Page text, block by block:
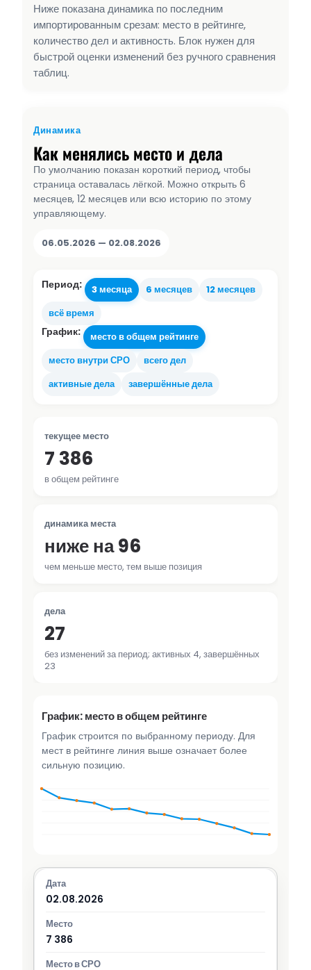
Ниже показана динамика по последним
импортированным срезам: место в рейтинге,
количество дел и активность. Блок нужен для
быстрой оценки изменений без ручного сравнения
таблиц.
Динамика
Как менялись место и дела
По умолчанию показан короткий период, чтобы
страница оставалась лёгкой. Можно открыть 6
месяцев, 12 месяцев или всю историю по этому
управляющему.
06.05.2026 — 02.08.2026
Период: 3 месяца 6 месяцев
12 месяцев
всё время
График:
место в общем рейтинге
место внутри СРО
всего дел
активные дела
завершённые дела
текущее место
7 386
в общем рейтинге
динамика места
ниже на 96
чем меньше место, тем выше позиция
дела
27
без изменений за период; активных 4, завершённых
23
График: место в общем рейтинге
График строится по выбранному периоду. Для
мест в рейтинге линия выше означает более
сильную позицию.
02.08.2026
7 386